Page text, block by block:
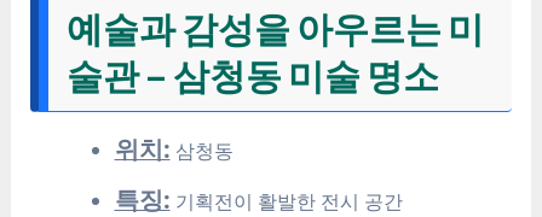
예술과 감성을 아우르는 미
술관 – 삼청동 미술 명소
위치: 삼청동
특징: 기획전이 활발한 전시 공간